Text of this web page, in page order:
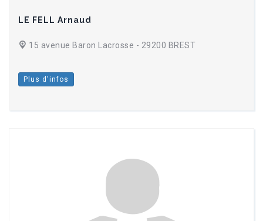
LE FELL Arnaud
15 avenue Baron Lacrosse - 29200 BREST
Plus d'infos